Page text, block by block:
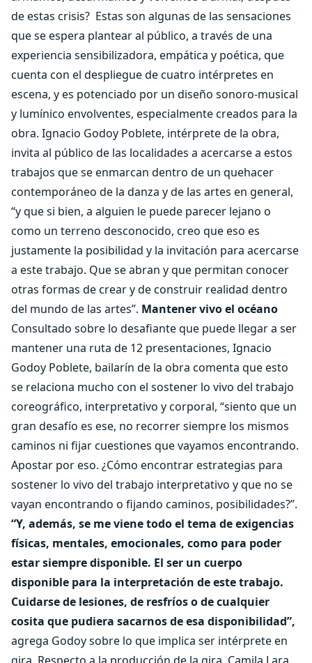
de estas crisis? Estas son algunas de las sensaciones
que se espera plantear al público, a través de una
experiencia sensibilizadora, empática y poética, que
cuenta con el despliegue de cuatro intérpretes en
escena, y es potenciado por un diseño sonoro-musical
y lumínico envolventes, especialmente creados para la
obra. Ignacio Godoy Poblete, intérprete de la obra,
invita al público de las localidades a acercarse a estos
trabajos que se enmarcan dentro de un quehacer
contemporáneo de la danza y de las artes en general,
“y que si bien, a alguien le puede parecer lejano o
como un terreno desconocido, creo que eso es
justamente la posibilidad y la invitación para acercarse
a este trabajo. Que se abran y que permitan conocer
otras formas de crear y de construir realidad dentro
del mundo de las artes”. Mantener vivo el océano
Consultado sobre lo desafiante que puede llegar a ser
mantener una ruta de 12 presentaciones, Ignacio
Godoy Poblete, bailarín de la obra comenta que esto
se relaciona mucho con el sostener lo vivo del trabajo
coreográfico, interpretativo y corporal, “siento que un
gran desafío es ese, no recorrer siempre los mismos
caminos ni fijar cuestiones que vayamos encontrando.
Apostar por eso. ¿Cómo encontrar estrategias para
sostener lo vivo del trabajo interpretativo y que no se
vayan encontrando o fijando caminos, posibilidades?”.
“Y, además, se me viene todo el tema de exigencias
físicas, mentales, emocionales, como para poder
estar siempre disponible. El ser un cuerpo
disponible para la interpretación de este trabajo.
Cuidarse de lesiones, de resfríos o de cualquier
cosita que pudiera sacarnos de esa disponibilidad”,
agrega Godoy sobre lo que implica ser intérprete en